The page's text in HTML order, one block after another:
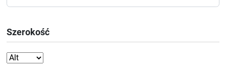
Szerokość